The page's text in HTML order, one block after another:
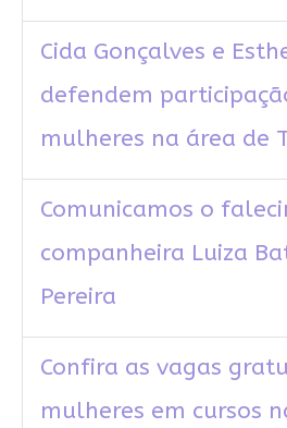
Cida Gonçalves e
defendem
mulheres na área de
Comunicamos o
companheira Luiza
Pereira
Confira as vagas
mulheres em cursos